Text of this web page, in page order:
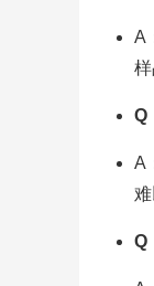
A
Q
A
难
Q